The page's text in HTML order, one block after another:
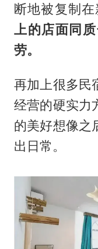
断地被复制
上的店面同
劳。
再加上很多民
经营的硬实力
的美好想像之
出日常。